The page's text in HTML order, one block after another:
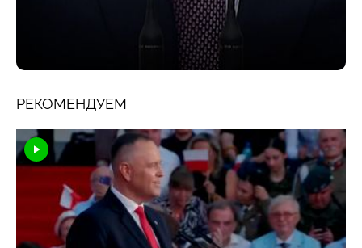
РЕКОМЕНДУЕМ